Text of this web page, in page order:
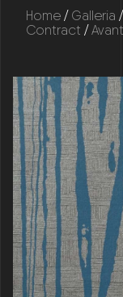
Home/Galleria /
Contract /